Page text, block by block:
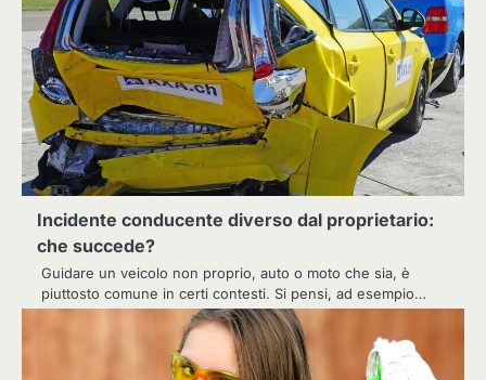
Incidente conducente diverso dal proprietario:
che succede?
Guidare un veicolo non proprio, auto o moto che sia, è
piuttosto comune in certi contesti. Si pensi, ad esempio…